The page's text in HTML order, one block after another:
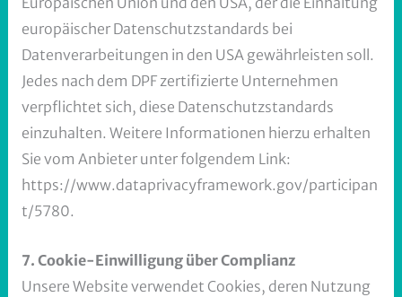
europäischer Datenschutzstandards bei
Datenverarbeitungen in den USA gewährleisten soll.
Jedes nach dem DPF zertifizierte Unternehmen
verpflichtet sich, diese Datenschutzstandards
einzuhalten. Weitere Informationen hierzu erhalten
Sie vom Anbieter unter folgendem Link:
https://www.dataprivacyframework.gov/participan
t/5780.
7. Cookie-Einwilligung über Complianz
Unsere Website verwendet Cookies, deren Nutzung